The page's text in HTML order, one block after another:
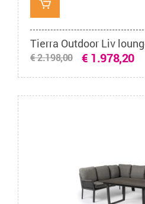
€ 1.978,20
€ 2.198,00